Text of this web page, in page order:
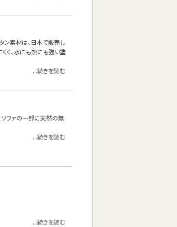
ン素材は、日本で販売し
く、水にも熱にも強い塗
...続きを読む
ソファの一部に天然の無
...続きを読む
...続きを読む